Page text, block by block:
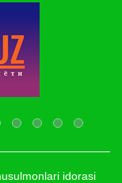
idorasi